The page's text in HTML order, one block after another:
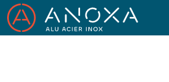
FERMETURE ESTIVALE DU 10 AU 16